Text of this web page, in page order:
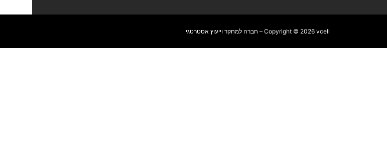
Copyright © 2026 vcell – חברה למחקר וייעוץ אסטרטגי